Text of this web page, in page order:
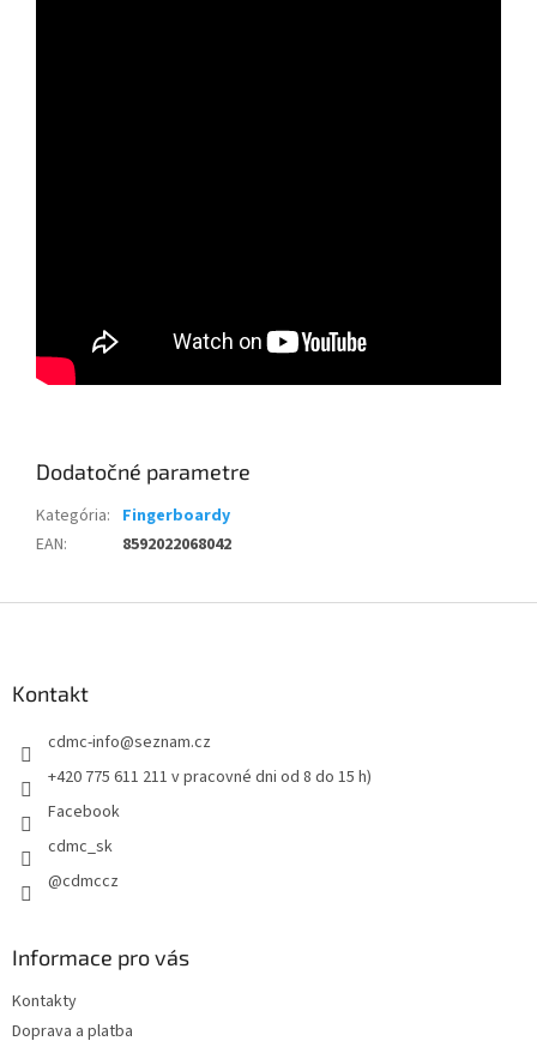
Dodatočné parametre
Kategória: Fingerboardy
EAN: 8592022068042
Kontakt
cdmc-info@seznam.cz
+420 775 611 211 v pracovné dni od 8 do 15 h)
Facebook
cdmc_sk
@cdmccz
Informace pro vás
Kontakty
Doprava a platba